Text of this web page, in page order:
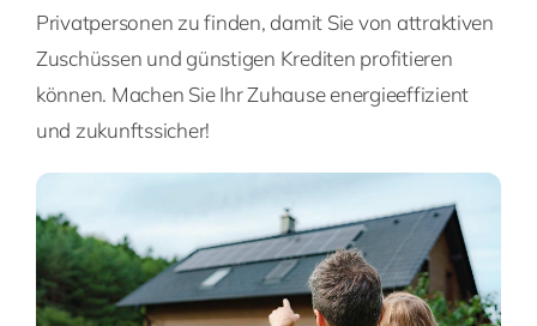
Privatpersonen zu finden, damit Sie von attraktiven
Zuschüssen und günstigen Krediten profitieren
können. Machen Sie Ihr Zuhause energieeffizient
und zukunftssicher!